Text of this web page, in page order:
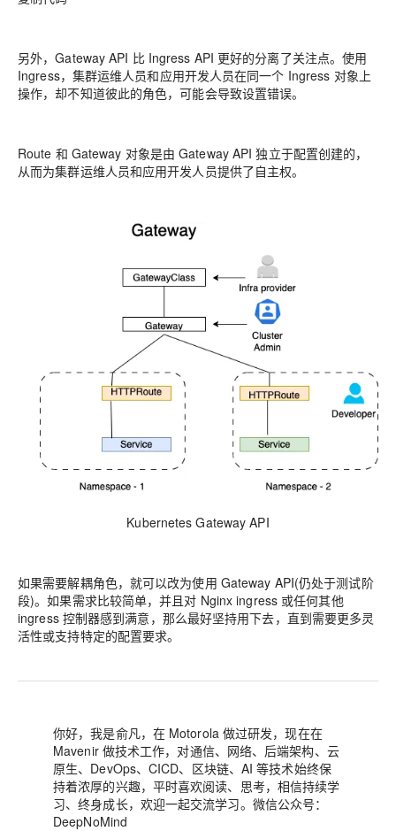
另外，Gateway API 比 Ingress API 更好的分离了关注点。使用
Ingress，集群运维人员和应用开发人员在同一个 Ingress 对象上
操作，却不知道彼此的角色，可能会导致设置错误。
Route 和 Gateway 对象是由 Gateway API 独立于配置创建的，
从而为集群运维人员和应用开发人员提供了自主权。
Kubernetes Gateway API
如果需要解耦角色，就可以改为使用 Gateway API(仍处于测试阶
段)。如果需求比较简单，并且对 Nginx ingress 或任何其他
ingress 控制器感到满意，那么最好坚持用下去，直到需要更多灵
活性或支持特定的配置要求。
你好，我是俞凡，在 Motorola 做过研发，现在在
Mavenir 做技术工作，对通信、网络、后端架构、云
原生、DevOps、CICD、区块链、AI 等技术始终保
持着浓厚的兴趣，平时喜欢阅读、思考，相信持续学
习、终身成长，欢迎一起交流学习。微信公众号：
DeepNoMind